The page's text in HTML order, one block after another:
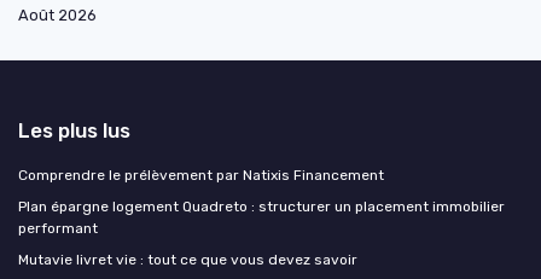
Août 2026
Les plus lus
Comprendre le prélèvement par Natixis Financement
Plan épargne logement Quadreto : structurer un placement immobilier
performant
Mutavie livret vie : tout ce que vous devez savoir